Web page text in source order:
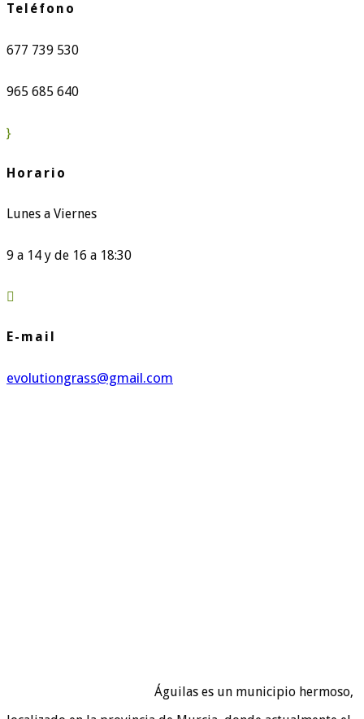
Teléfono
677 739 530
965 685 640
}
Horario
Lunes a Viernes
9 a 14 y de 16 a 18:30

E-mail
evolutiongrass@gmail.com
Águilas es un municipio hermoso,